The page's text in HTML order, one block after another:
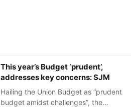
This year’s Budget ‘prudent’,
addresses key concerns: SJM
Hailing the Union Budget as “prudent
budget amidst challenges”, the